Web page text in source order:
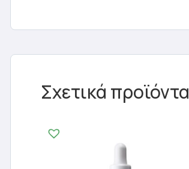
Σχετικά προϊόντα